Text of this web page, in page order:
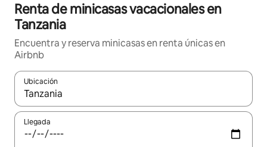
Renta de minicasas vacacionales en
Tanzania
Encuentra y reserva minicasas en renta únicas en
Airbnb
Ubicación
Cuando los resultados estén disponibles, podrás navegar
Llegada